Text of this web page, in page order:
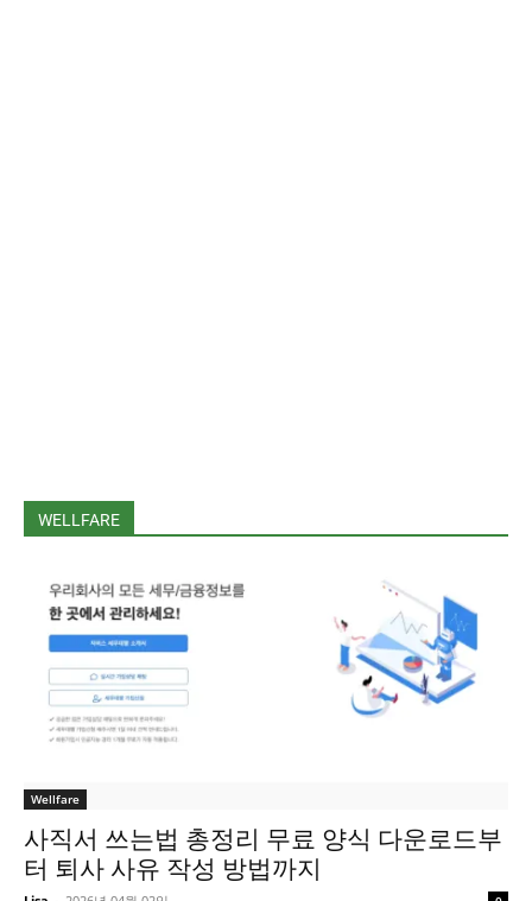
WELLFARE
Wellfare
사직서 쓰는법 총정리 무료 양식 다운로드부
터 퇴사 사유 작성 방법까지